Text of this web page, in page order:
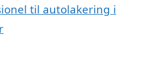
til autolakering i